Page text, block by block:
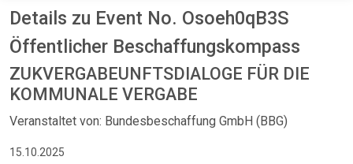
Details zu Event No. Osoeh0qB3S
Öffentlicher Beschaffungskompass
ZUKVERGABEUNFTSDIALOGE FÜR DIE
KOMMUNALE VERGABE
Veranstaltet von: Bundesbeschaffung GmbH (BBG)
15.10.2025